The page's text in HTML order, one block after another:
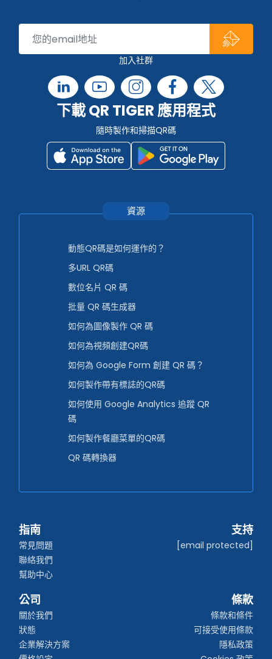
加入社群
下載 QR TIGER 應用程式
隨時製作和掃描QR碼
資源
動態QR碼是如何運作的？
多URL QR碼
數位名片 QR 碼
批量 QR 碼生成器
如何為圖像製作 QR 碼
如何為視頻創建QR碼
如何為 Google Form 創建 QR 碼？
如何製作帶有標誌的QR碼
如何使用 Google Analytics 追蹤 QR
碼
如何製作餐廳菜單的QR碼
QR 碼轉換器
指南
常見問題
聯絡我們
幫助中心
支持
[email protected]
公司
關於我們
狀態
企業解決方案
條款
條款和條件
可接受使用條款
隱私政策